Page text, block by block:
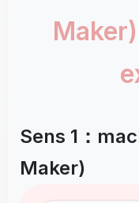
Sens 1：
Maker)